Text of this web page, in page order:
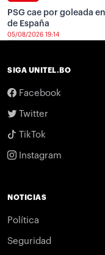
PSG cae por goleada
de España
05/08/2026 19:14
SIGA UNITEL.BO
Facebook
Twitter
TikTok
Instagram
NOTICIAS
Política
Seguridad